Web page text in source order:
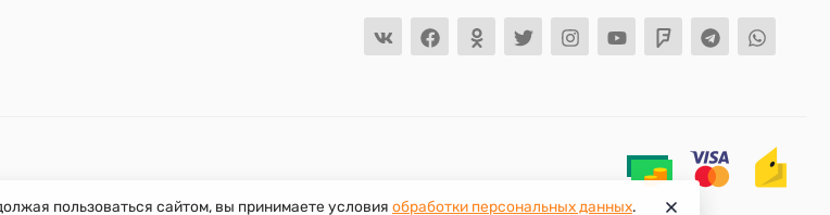
пользоваться сайтом, вы принимаете условия обработки персональных данных.